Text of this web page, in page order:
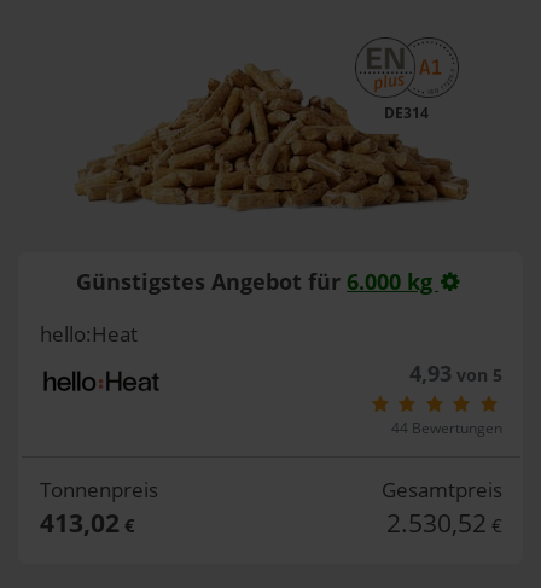
DE314
Günstigstes Angebot für 6.000 kg
hello:Heat
4,93 von 5
44 Bewertungen
Tonnenpreis
413,02 €
Gesamtpreis
2.530,52 €